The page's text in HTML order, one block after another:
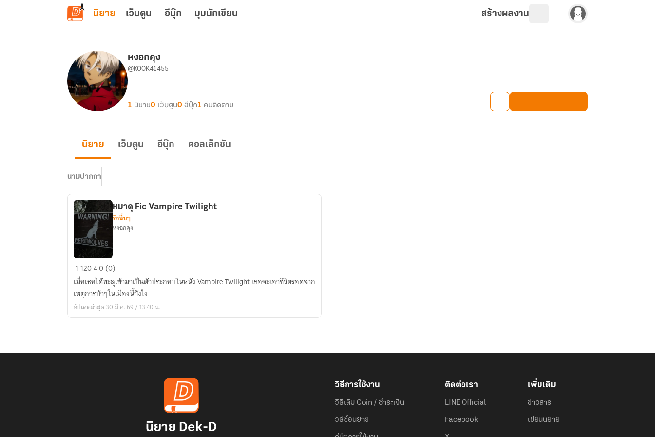
ข้ามไปยังเนื้อหาหลัก
นิยาย เว็บตูน อีบุ๊ก มุมนักเขียน สร้างผลงาน
หงอกคุง
@KOOK41455
1 นิยาย0 เว็บตูน0 อีบุ๊ก1 คนติดตาม
นิยาย เว็บตูน อีบุ๊ก คอลเล็กชัน
นามปากกา
หมา
ดุ
Fic
Vampire
Twilight
หมาดุ Fic Vampire Twilight
รักอื่นๆ
หงอกคุง
1 12040 (0)
เมื่อเธอได้ทะลุเข้ามาเป็นตัวประกอบในหนัง Vampire Twilight เธอจะเอาชีวิตรอดจาก
เหตุการบ้าๆในเมืองนี้ยังไง
อัปเดตล่าสุด 30 มี.ค. 69 / 13:40 น.
นิยาย Dek-D
วิธีการใช้งาน
วิธีเติม Coin / ชำระเงิน
วิธีซื้อนิยาย
ติดต่อเรา
LINE Official
Facebook
เพิ่มเติม
ข่าวสาร
เขียนนิยาย